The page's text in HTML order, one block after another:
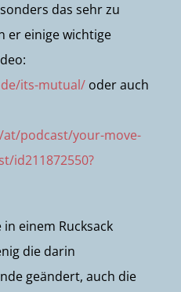
das sehr zu
er einige wichtige
its-mutual/ oder auch
podcast/your-move-
id211872550?
in einem Rucksack
die darin
geändert, auch die